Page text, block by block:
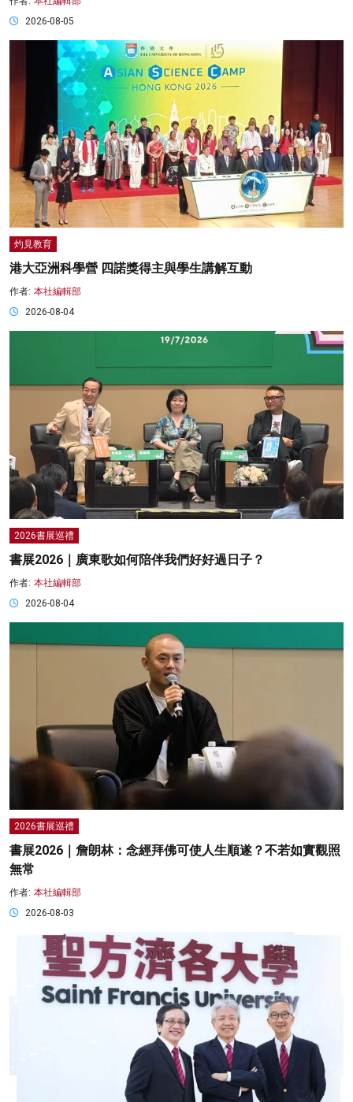
2026-08-05
灼見教育
港大亞洲科學營 四諾獎得主與學生講解互動
作者: 本社編輯部
2026-08-04
2026書展巡禮
書展2026｜廣東歌如何陪伴我們好好過日子？
作者: 本社編輯部
2026-08-04
2026書展巡禮
書展2026｜詹朗林：念經拜佛可使人生順遂？不若如實觀照
無常
作者: 本社編輯部
2026-08-03